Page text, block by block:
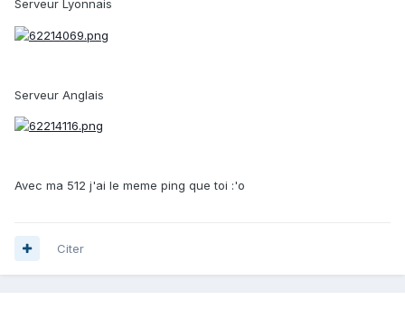
Serveur Lyonnais
Serveur Anglais
Avec ma 512 j'ai le meme ping que toi :'o
Citer